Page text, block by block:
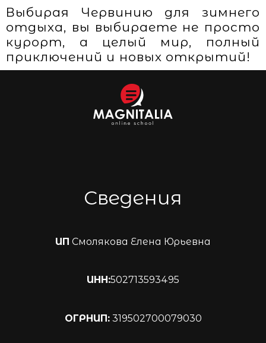
Выбирая Червинию для зимнего
отдыха, вы выбираете не просто
курорт, а целый мир, полный
приключений и новых открытий!
Сведения
ИП Смолякова Елена Юрьевна
ИНН:502713593495
ОГРНИП:319502700079030